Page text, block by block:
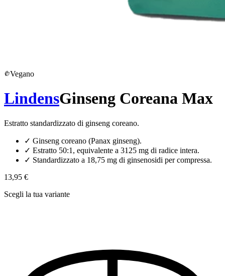
Vegano
LindensGinseng Coreana Max
Estratto standardizzato di ginseng coreano.
✓ Ginseng coreano (Panax ginseng).
✓ Estratto 50:1, equivalente a 3125 mg di radice intera.
✓ Standardizzato a 18,75 mg di ginsenosidi per compressa.
13,95 €
Scegli la tua variante